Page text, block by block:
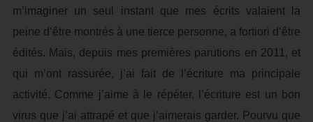
m’imaginer un seul instant que mes écrits valaient la
peine d’être montrés à une tierce personne, a fortiori d’être
édités. Mais, depuis mes premières parutions en 2011, et
qui m’ont rassurée, j’ai fait de l’écriture ma principale
activité. Comme j’aime à le répéter, l’écriture est un bon
virus que j’ai attrapé et que j’aimerais garder. Pourvu que